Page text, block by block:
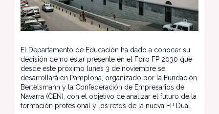
El Departamento de Educación ha dado a conocer su
decisión de no estar presente en el Foro FP 2030 que
desde este próximo lunes 3 de noviembre se
desarrollará en Pamplona, organizado por la Fundación
Bertelsmann y la Confederación de Empresarios de
Navarra (CEN), con el objetivo de analizar el futuro de la
formación profesional y los retos de la nueva FP Dual.